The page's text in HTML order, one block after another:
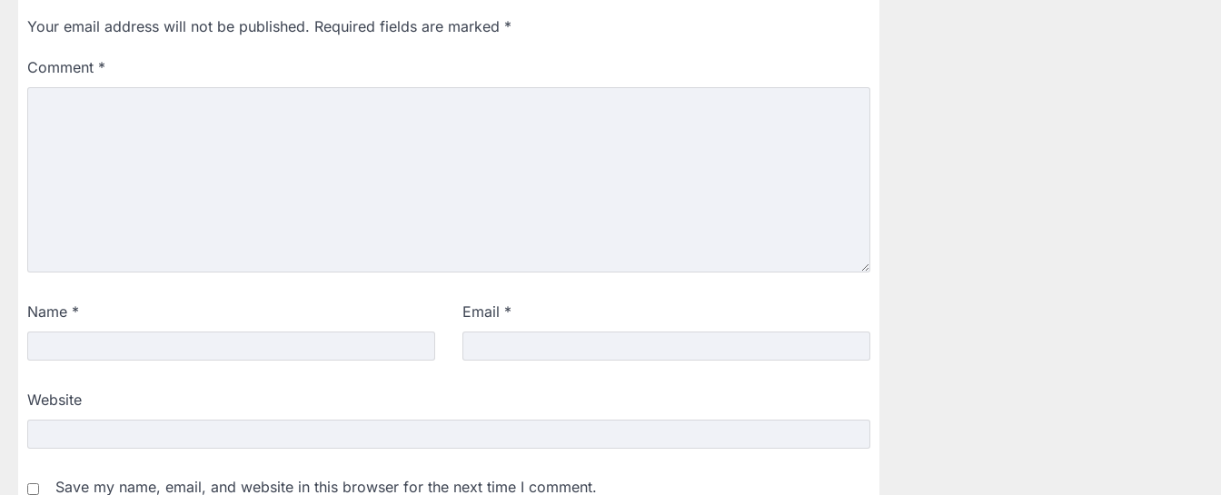
Your email address will not be published. Required fields are marked *
Comment *
Name * Email *
Website
Save my name, email, and website in this browser for the next time I comment.